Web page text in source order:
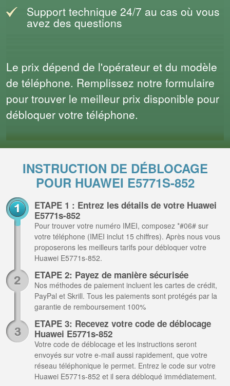
Support technique 24/7 au cas où vous
avez des questions
Le prix dépend de l'opérateur et du modèle
de téléphone. Remplissez notre formulaire
pour trouver le meilleur prix disponible pour
débloquer votre téléphone.
INSTRUCTION DE DÉBLOCAGE
POUR HUAWEI E5771S-852
ETAPE 1 : Entrez les détails de votre Huawei
E5771s-852
Pour trouver votre numéro IMEI, composez *#06# sur
votre téléphone (IMEI inclut 15 chiffres). Après nous vous
proposerons les meilleurs tarifs pour débloquer votre
Huawei E5771s-852.
ETAPE 2: Payez de manière sécurisée
Nos méthodes de paiement incluent les cartes de crédit,
PayPal et Skrill. Tous les paiements sont protégés par la
garantie de remboursement 100%
ETAPE 3: Recevez votre code de déblocage
Huawei E5771s-852
Votre code de déblocage et les instructions seront
envoyés sur votre e-mail aussi rapidement, que votre
réseau téléphonique le permet. Entrez le code sur votre
Huawei E5771s-852 et il sera débloqué immédiatement.